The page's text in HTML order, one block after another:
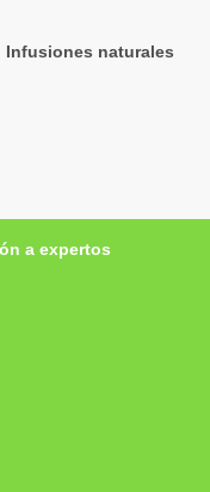
Infusiones naturales
a expertos